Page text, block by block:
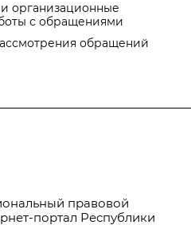
организационные
с обращениями
обращений
правовой
портал Республики